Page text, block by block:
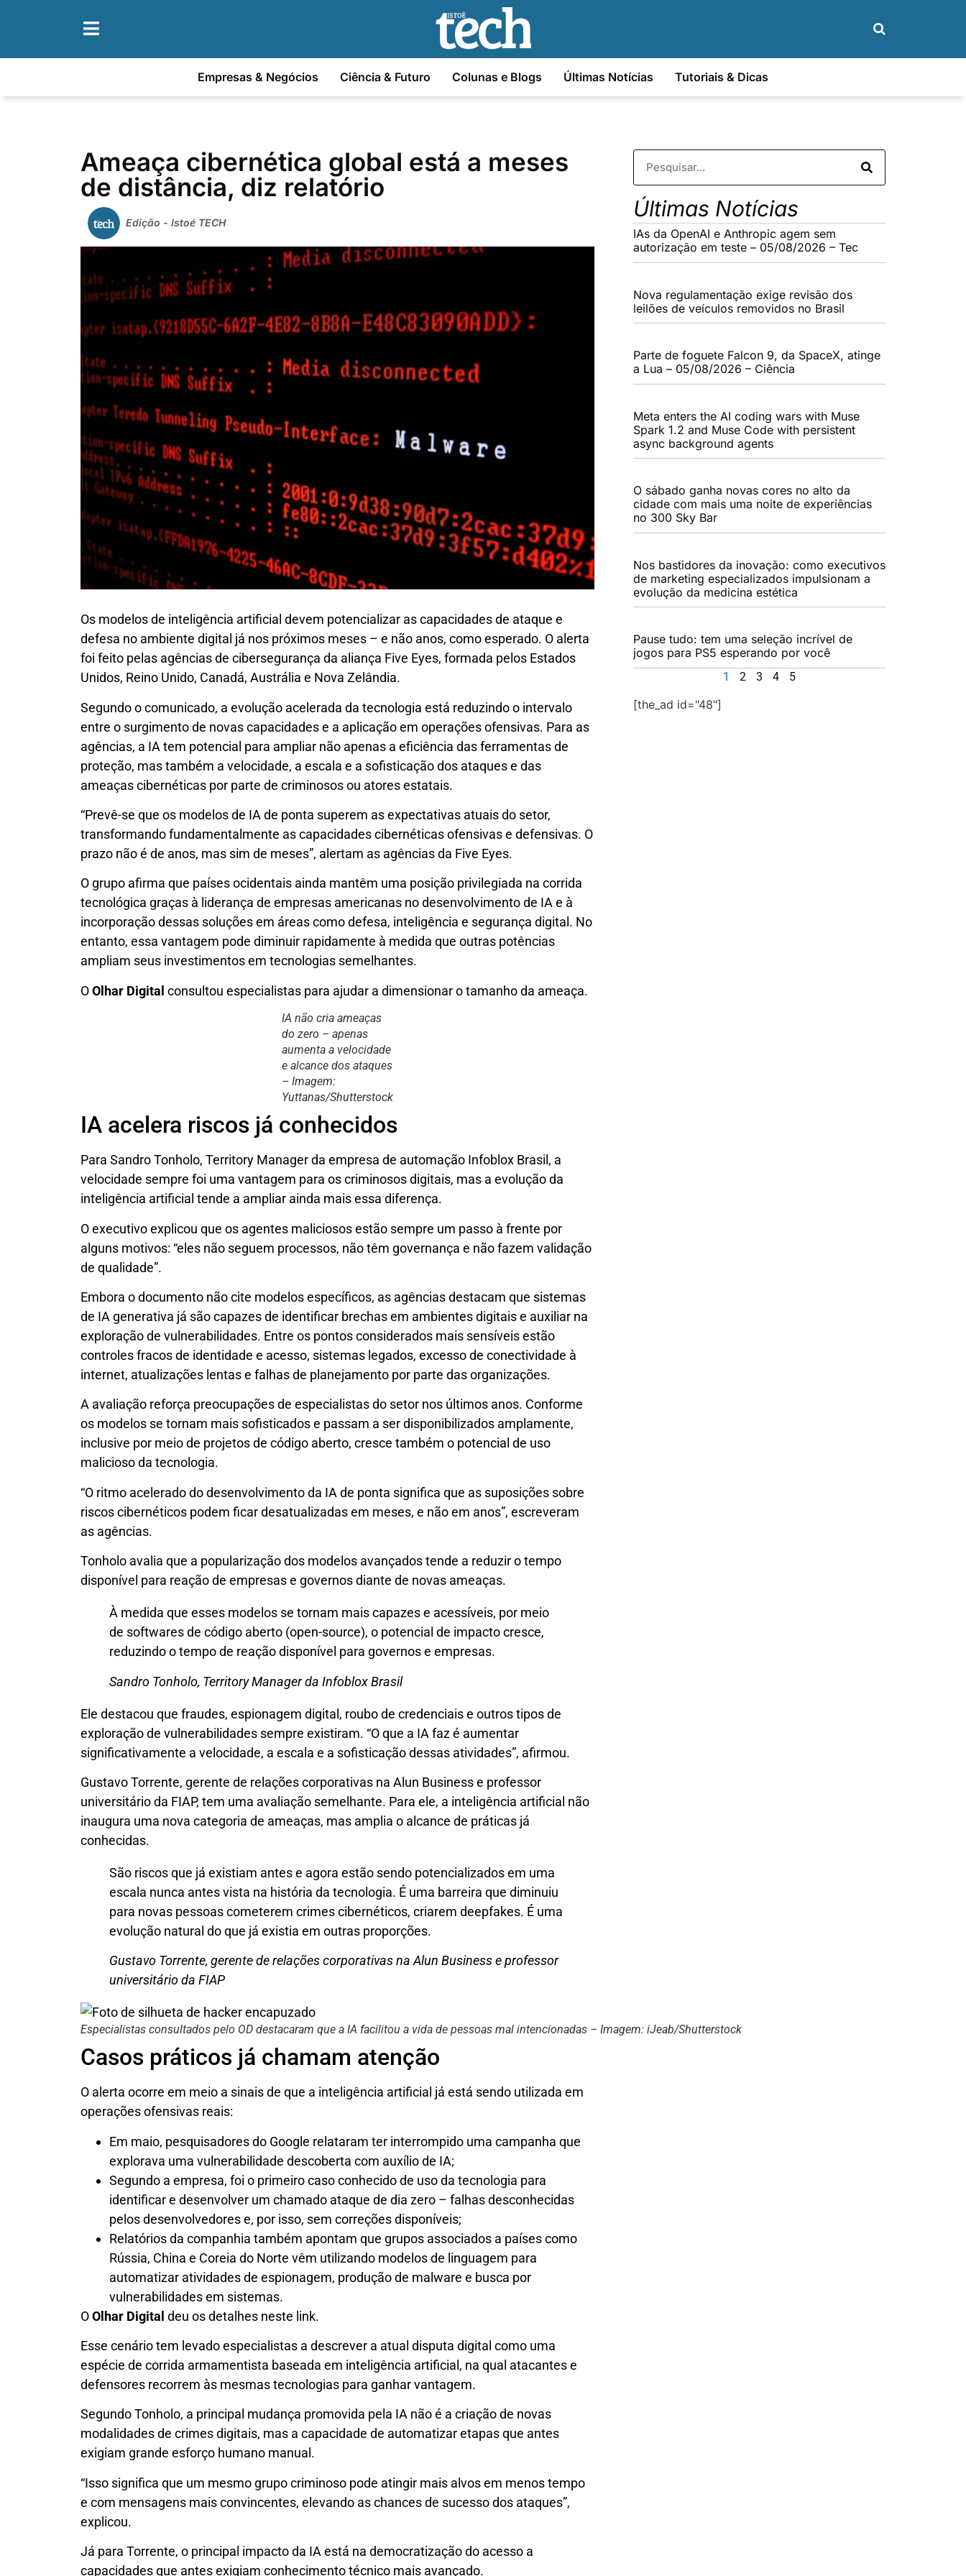
Empresas & Negócios Ciência & Futuro Colunas e Blogs Últimas Notícias Tutoriais & Dicas
Ameaça cibernética global está a meses
de distância, diz relatório
Edição - Istoé TECH
Os modelos de inteligência artificial devem potencializar as capacidades de ataque e
defesa no ambiente digital já nos próximos meses – e não anos, como esperado. O alerta
foi feito pelas agências de cibersegurança da aliança Five Eyes, formada pelos Estados
Unidos, Reino Unido, Canadá, Austrália e Nova Zelândia.
Segundo o comunicado, a evolução acelerada da tecnologia está reduzindo o intervalo
entre o surgimento de novas capacidades e a aplicação em operações ofensivas. Para as
agências, a IA tem potencial para ampliar não apenas a eficiência das ferramentas de
proteção, mas também a velocidade, a escala e a sofisticação dos ataques e das
ameaças cibernéticas por parte de criminosos ou atores estatais.
“Prevê-se que os modelos de IA de ponta superem as expectativas atuais do setor,
transformando fundamentalmente as capacidades cibernéticas ofensivas e defensivas. O
prazo não é de anos, mas sim de meses”, alertam as agências da Five Eyes.
O grupo afirma que países ocidentais ainda mantêm uma posição privilegiada na corrida
tecnológica graças à liderança de empresas americanas no desenvolvimento de IA e à
incorporação dessas soluções em áreas como defesa, inteligência e segurança digital. No
entanto, essa vantagem pode diminuir rapidamente à medida que outras potências
ampliam seus investimentos em tecnologias semelhantes.
OOlhar Digital consultou especialistas para ajudar a dimensionar o tamanho da ameaça.
IA não cria ameaças
do zero – apenas
aumenta a velocidade
e alcance dos ataques
– Imagem:
Yuttanas/Shutterstock
IA acelera riscos já conhecidos
Para Sandro Tonholo, Territory Manager da empresa de automação Infoblox Brasil, a
velocidade sempre foi uma vantagem para os criminosos digitais, mas a evolução da
inteligência artificial tende a ampliar ainda mais essa diferença.
O executivo explicou que os agentes maliciosos estão sempre um passo à frente por
alguns motivos: “eles não seguem processos, não têm governança e não fazem validação
de qualidade”.
Embora o documento não cite modelos específicos, as agências destacam que sistemas
de IA generativa já são capazes de identificar brechas em ambientes digitais e auxiliar na
exploração de vulnerabilidades. Entre os pontos considerados mais sensíveis estão
controles fracos de identidade e acesso, sistemas legados, excesso de conectividade à
internet, atualizações lentas e falhas de planejamento por parte das organizações.
A avaliação reforça preocupações de especialistas do setor nos últimos anos. Conforme
os modelos se tornam mais sofisticados e passam a ser disponibilizados amplamente,
inclusive por meio de projetos de código aberto, cresce também o potencial de uso
malicioso da tecnologia.
“O ritmo acelerado do desenvolvimento da IA de ponta significa que as suposições sobre
riscos cibernéticos podem ficar desatualizadas em meses, e não em anos”, escreveram
as agências.
Tonholo avalia que a popularização dos modelos avançados tende a reduzir o tempo
disponível para reação de empresas e governos diante de novas ameaças.
À medida que esses modelos se tornam mais capazes e acessíveis, por meio
de softwares de código aberto (open-source), o potencial de impacto cresce,
reduzindo o tempo de reação disponível para governos e empresas.
Sandro Tonholo, Territory Manager da Infoblox Brasil
Ele destacou que fraudes, espionagem digital, roubo de credenciais e outros tipos de
exploração de vulnerabilidades sempre existiram. “O que a IA faz é aumentar
significativamente a velocidade, a escala e a sofisticação dessas atividades”, afirmou.
Gustavo Torrente, gerente de relações corporativas na Alun Business e professor
universitário da FIAP, tem uma avaliação semelhante. Para ele, a inteligência artificial não
inaugura uma nova categoria de ameaças, mas amplia o alcance de práticas já
conhecidas.
São riscos que já existiam antes e agora estão sendo potencializados em uma
escala nunca antes vista na história da tecnologia. É uma barreira que diminuiu
para novas pessoas cometerem crimes cibernéticos, criarem deepfakes. É uma
evolução natural do que já existia em outras proporções.
Gustavo Torrente, gerente de relações corporativas na Alun Business e professor
universitário da FIAP
Especialistas consultados pelo OD destacaram que a IA facilitou a vida de pessoas mal intencionadas – Imagem: iJeab/Shutterstock
Casos práticos já chamam atenção
O alerta ocorre em meio a sinais de que a inteligência artificial já está sendo utilizada em
operações ofensivas reais:
Em maio, pesquisadores do Google relataram ter interrompido uma campanha que
explorava uma vulnerabilidade descoberta com auxílio de IA;
Segundo a empresa, foi o primeiro caso conhecido de uso da tecnologia para
identificar e desenvolver um chamado ataque de dia zero – falhas desconhecidas
pelos desenvolvedores e, por isso, sem correções disponíveis;
Relatórios da companhia também apontam que grupos associados a países como
Rússia, China e Coreia do Norte vêm utilizando modelos de linguagem para
automatizar atividades de espionagem, produção de malware e busca por
vulnerabilidades em sistemas.
OOlhar Digital deu os detalhes neste link.
Esse cenário tem levado especialistas a descrever a atual disputa digital como uma
espécie de corrida armamentista baseada em inteligência artificial, na qual atacantes e
defensores recorrem às mesmas tecnologias para ganhar vantagem.
Segundo Tonholo, a principal mudança promovida pela IA não é a criação de novas
modalidades de crimes digitais, mas a capacidade de automatizar etapas que antes
exigiam grande esforço humano manual.
“Isso significa que um mesmo grupo criminoso pode atingir mais alvos em menos tempo
e com mensagens mais convincentes, elevando as chances de sucesso dos ataques”,
explicou.
Já para Torrente, o principal impacto da IA está na democratização do acesso a
capacidades que antes exigiam conhecimento técnico mais avançado.
Últimas Notícias
IAs da OpenAI e Anthropic agem sem
autorização em teste – 05/08/2026 – Tec
Nova regulamentação exige revisão dos
leilões de veículos removidos no Brasil
Parte de foguete Falcon 9, da SpaceX, atinge
a Lua – 05/08/2026 – Ciência
Meta enters the AI coding wars with Muse
Spark 1.2 and Muse Code with persistent
async background agents
O sábado ganha novas cores no alto da
cidade com mais uma noite de experiências
no 300 Sky Bar
Nos bastidores da inovação: como executivos
de marketing especializados impulsionam a
evolução da medicina estética
Pause tudo: tem uma seleção incrível de
jogos para PS5 esperando por você
1 2 3 4 5
[the_ad id="48"]